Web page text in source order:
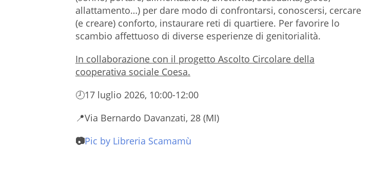
allattamento…) per dare modo di confrontarsi, conoscersi, cercare
(e creare) conforto, instaurare reti di quartiere. Per favorire lo
scambio affettuoso di diverse esperienze di genitorialità.
In collaborazione con il progetto Ascolto Circolare della
cooperativa sociale Coesa.
🕗17 luglio 2026, 10:00-12:00
📍Via Bernardo Davanzati, 28 (MI)
📷Pic by Libreria Scamamù